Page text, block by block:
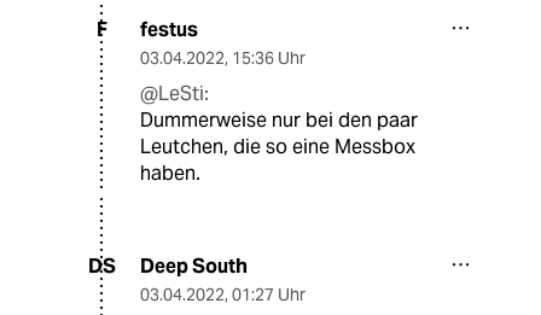
F festus
03.04.2022, 15:36 Uhr
@LeSti:
Dummerweise nur bei den paar
Leutchen, die so eine Messbox
haben.
DS Deep South
03.04.2022, 01:27 Uhr